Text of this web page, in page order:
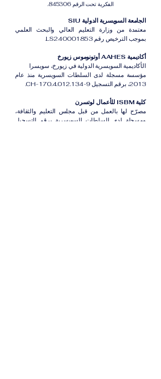
الفكرية تحت الرقم 845306.
الجامعة السويسرية الدولية SIU
معتمدة من وزارة التعليم العالي والبحث العلمي
بموجب الترخيص رقم LS240001853.
أكاديمية AAHES أوتونوموس زيورخ
الأكاديمية السويسرية الدولية في زيورخ، سويسرا
مؤسسة مسجلة لدى السلطات السويسرية منذ عام
2013، برقم التسجيل CH-170.4.012.134-9.
كلية ISBM للأعمال لوتسرن
مصرّح لها بالعمل من قبل مجلس التعليم والثقافة،
ومسجلة لدى السلطات السويسرية برقم التسجيل